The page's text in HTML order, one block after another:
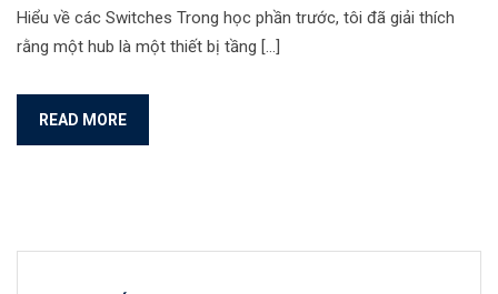
Hiểu về các Switches Trong học phần trước, tôi đã giải thích
rằng một hub là một thiết bị tầng […]
READ MORE